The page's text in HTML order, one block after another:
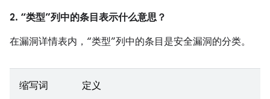
2. “类型”列中的条目表示什么意思？
在漏洞详情表内，“类型”列中的条目是安全漏洞的分类。
缩写词 定义